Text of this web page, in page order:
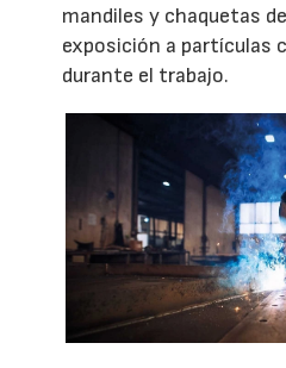
mandiles y chaquetas
exposición a partículas
durante el trabajo.